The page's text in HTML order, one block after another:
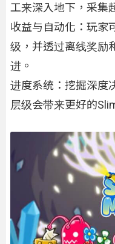
工来深入地下，采集
收益与自动化：玩家
级，并透过离线奖励
进。
进度系统：挖掘深度
层级会带来更好的